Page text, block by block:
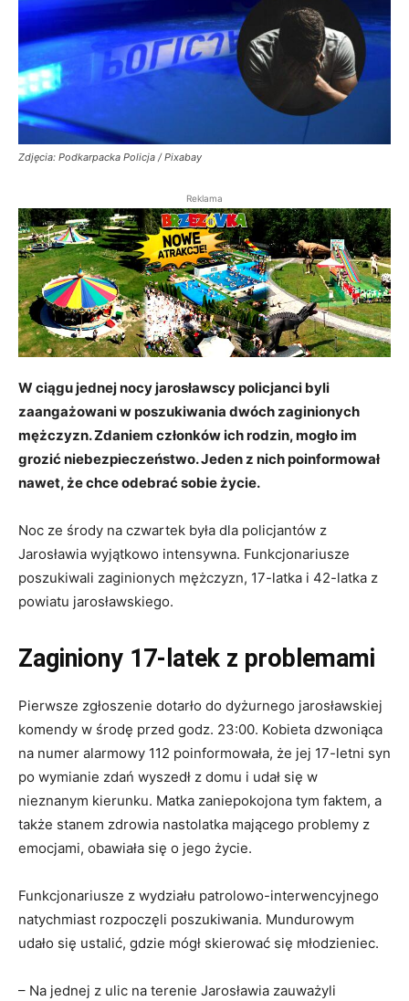
Zdjęcia: Podkarpacka Policja / Pixabay
Reklama
W ciągu jednej nocy jarosławscy policjanci byli
zaangażowani w poszukiwania dwóch zaginionych
mężczyzn. Zdaniem członków ich rodzin, mogło im
grozić niebezpieczeństwo. Jeden z nich poinformował
nawet, że chce odebrać sobie życie.
Noc ze środy na czwartek była dla policjantów z
Jarosławia wyjątkowo intensywna. Funkcjonariusze
poszukiwali zaginionych mężczyzn, 17-latka i 42-latka z
powiatu jarosławskiego.
Zaginiony 17-latek z problemami
Pierwsze zgłoszenie dotarło do dyżurnego jarosławskiej
komendy w środę przed godz. 23:00. Kobieta dzwoniąca
na numer alarmowy 112 poinformowała, że jej 17-letni syn
po wymianie zdań wyszedł z domu i udał się w
nieznanym kierunku. Matka zaniepokojona tym faktem, a
także stanem zdrowia nastolatka mającego problemy z
emocjami, obawiała się o jego życie.
Funkcjonariusze z wydziału patrolowo-interwencyjnego
natychmiast rozpoczęli poszukiwania. Mundurowym
udało się ustalić, gdzie mógł skierować się młodzieniec.
– Na jednej z ulic na terenie Jarosławia zauważyli